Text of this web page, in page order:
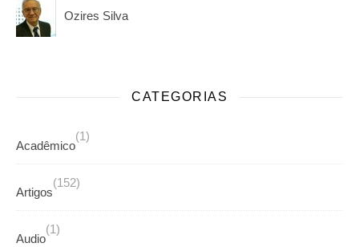
Ozires Silva
CATEGORIAS
Acadêmico
(1)
Artigos
(152)
Audio
(1)